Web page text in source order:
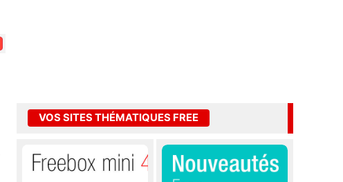
VOS SITES THÉMATIQUES FREE